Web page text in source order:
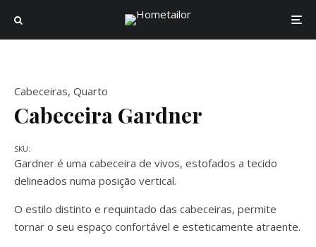
Cabeceiras, Quarto
Cabeceira Gardner
Gardner é uma cabeceira de vivos, estofados a tecido
delineados numa posição vertical.
O estilo distinto e requintado das cabeceiras, permite
tornar o seu espaço confortável e esteticamente atraente.
SKU: